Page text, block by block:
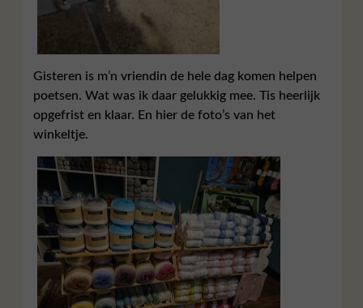
Gisteren is m’n vriendin de hele dag komen helpen
poetsen. Wat was ik daar gelukkig mee. Tis heerlijk
opgefrist en klaar. En hier de foto’s van het
winkeltje.